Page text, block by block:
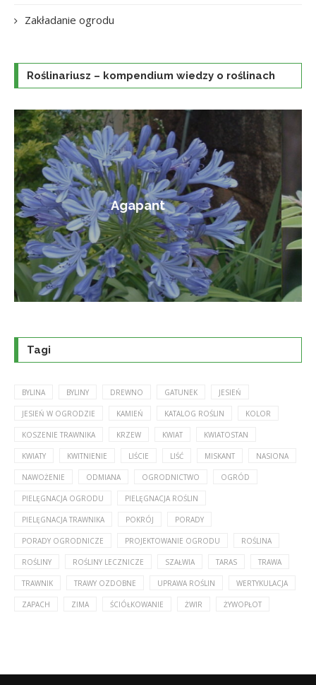
Zakładanie ogrodu
Roślinariusz – kompendium wiedzy o roślinach
Amorfa krzewiasta
Tagi
BYLINA BYLINY DREWNO GATUNEK JESIEŃ
JESIEŃ W OGRODZIE KAMIEŃ KATALOG ROŚLIN KOLOR
KOSZENIE TRAWNIKA KRZEW KWIAT KWIATOSTAN
KWIATY KWITNIENIE LIŚCIE LIŚĆ MISKANT NASIONA
NAWOŻENIE ODMIANA OGRODNICTWO OGRÓD
PIELĘGNACJA OGRODU PIELĘGNACJA ROŚLIN
PIELĘGNACJA TRAWNIKA POKRÓJ PORADY
PORADY OGRODNICZE PROJEKTOWANIE OGRODU ROŚLINA
ROŚLINY ROŚLINY LECZNICZE SZAŁWIA TARAS TRAWA
TRAWNIK TRAWY OZDOBNE UPRAWA ROŚLIN WERTYKULACJA
ZAPACH ZIMA ŚCIÓŁKOWANIE ŻWIR ŻYWOPŁOT